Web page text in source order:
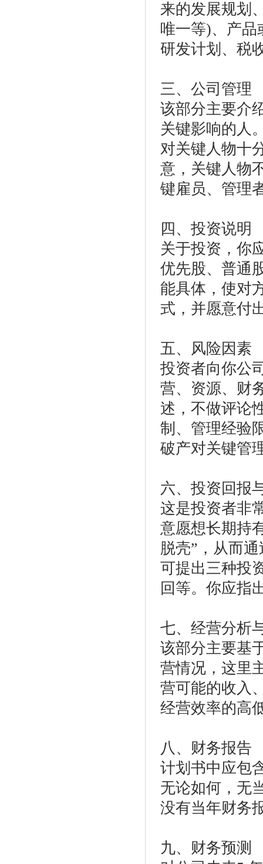
来的发展规划
唯一等)、产品
研发计划、税
三、公司管理
该部分主要介
关键影响的人
对关键人物十
意，关键人物
键雇员、管理
四、投资说明
关于投资，你
优先股、普通
能具体，使对
式，并愿意付
五、风险因素
投资者向你公
营、资源、财
述，不做评论
制、管理经验
破产对关键管
六、投资回报
这是投资者非
意愿想长期持
脱壳”，从而
可提出三种投
回等。你应指
七、经营分析
该部分主要基
营情况，这里
营可能的收入
经营效率的高
八、财务报告
计划书中应包
无论如何，无
没有当年财务
九、财务预测